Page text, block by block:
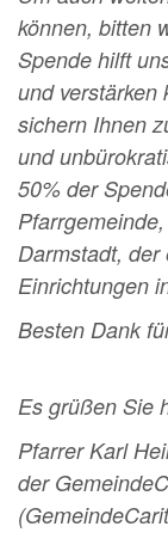
können, bitten
Spende hilft
und verstärken
sichern Ihnen
und
50% der
Darmstadt, der
Einrichtungen
Besten Dank
Es grüßen Sie
Pfarrer Karl
der